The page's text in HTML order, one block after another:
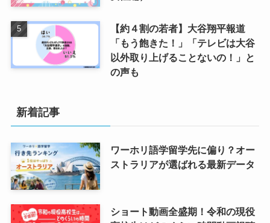
【約４割の若者】大谷翔平報道
「もう飽きた！」「テレビは大谷
以外取り上げることないの！」と
の声も
新着記事
ワーホリ語学留学先に偏り？オー
ストラリアが選ばれる最新データ
ショート動画全盛期！令和の現役